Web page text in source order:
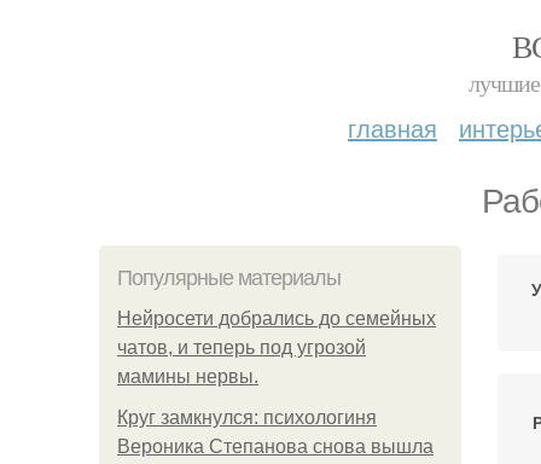
лучшие
главная
Популярные материалы
Нейросети добрались до семейных
чатов, и теперь под угрозой
мамины нервы.
Круг замкнулся: психологиня
Вероника Степанова снова вышла